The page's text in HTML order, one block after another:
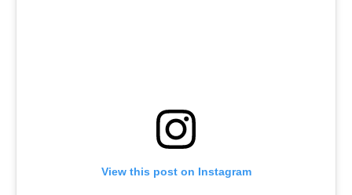
View this post on Instagram